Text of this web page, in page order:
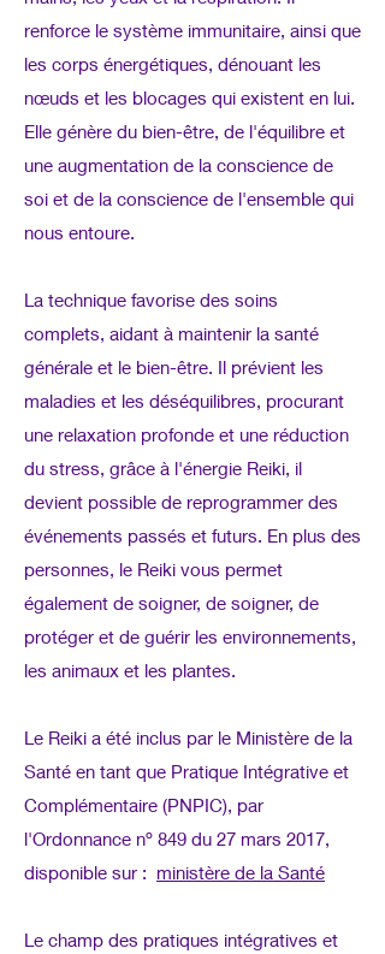
renforce le système immunitaire, ainsi que
les corps énergétiques, dénouant les
nœuds et les blocages qui existent en lui.
Elle génère du bien-être, de l'équilibre et
une augmentation de la conscience de
soi et de la conscience de l'ensemble qui
nous entoure.
La technique favorise des soins
complets, aidant à maintenir la santé
générale et le bien-être. Il prévient les
maladies et les déséquilibres, procurant
une relaxation profonde et une réduction
du stress, grâce à l'énergie Reiki, il
devient possible de reprogrammer des
événements passés et futurs. En plus des
personnes, le Reiki vous permet
également de soigner, de soigner, de
protéger et de guérir les environnements,
les animaux et les plantes.
Le Reiki a été inclus par le Ministère de la
Santé en tant que Pratique Intégrative et
Complémentaire (PNPIC), par
l'Ordonnance nº 849 du 27 mars 2017,
disponible sur : ministère de la Santé
Le champ des pratiques intégratives et